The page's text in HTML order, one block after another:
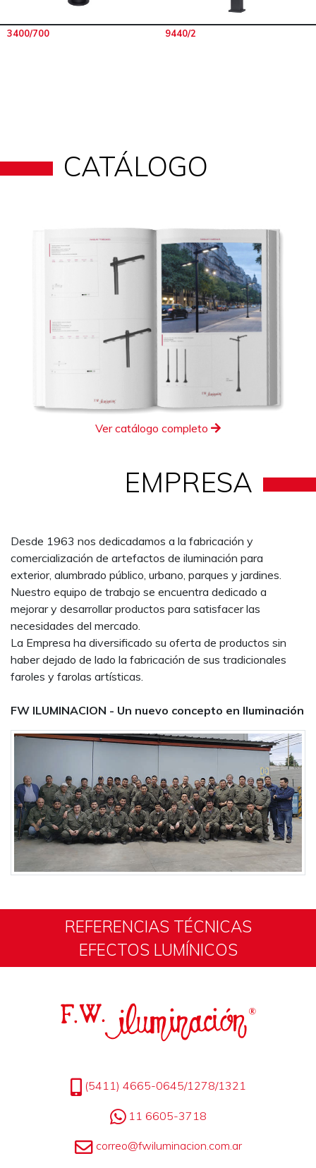
3400/700 9440/2
CATÁLOGO
Ver catálogo completo
EMPRESA
Desde 1963 nos dedicadamos a la fabricación y
comercialización de artefactos de iluminación para
exterior, alumbrado público, urbano, parques y jardines.
Nuestro equipo de trabajo se encuentra dedicado a
mejorar y desarrollar productos para satisfacer las
necesidades del mercado.
La Empresa ha diversificado su oferta de productos sin
haber dejado de lado la fabricación de sus tradicionales
faroles y farolas artísticas.
FW ILUMINACION - Un nuevo concepto en Iluminación
REFERENCIAS TÉCNICAS
EFECTOS LUMÍNICOS
(5411) 4665-0645/1278/1321
11 6605-3718
correo@fwiluminacion.com.ar